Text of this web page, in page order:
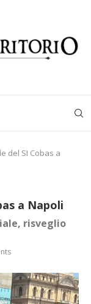
del SI Cobas a
a Napoli
risveglio